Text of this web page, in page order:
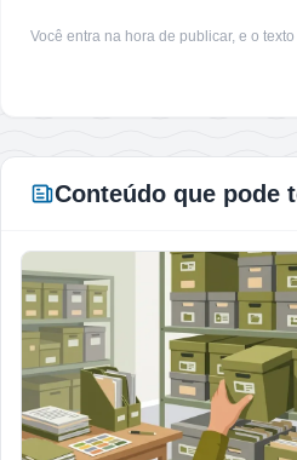
Você entra na hora de publicar, e o
Conteúdo que pode